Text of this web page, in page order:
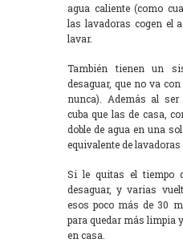
agua caliente (como
las lavadoras cogen el
lavar.
También tienen un
desaguar, que no va
nunca). Además al
cuba que las de casa,
doble de agua en una
equivalente de lavadoras
Si le quitas el tiempo
desaguar, y varias
esos poco más de 30
para quedar más limpia
en casa.